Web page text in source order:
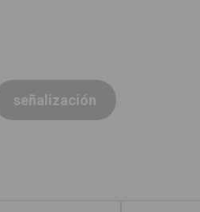
señalización